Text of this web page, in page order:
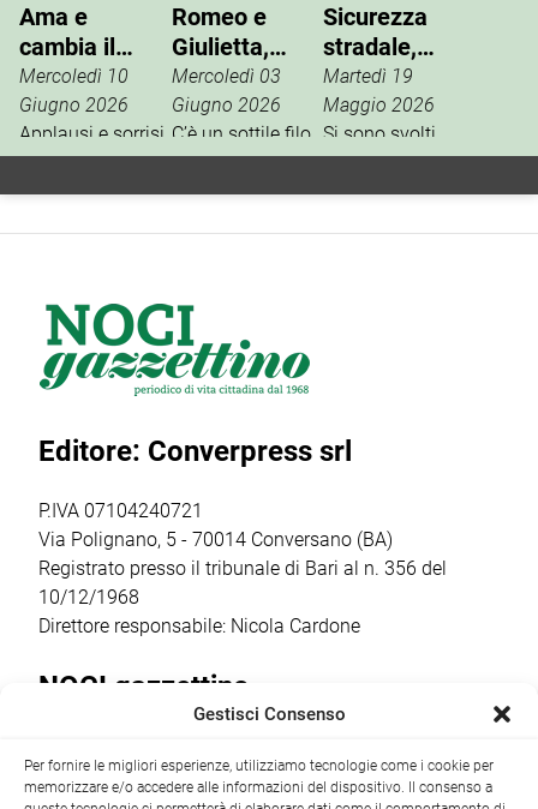
Ama e
cambia il
mondo,
applausi per
gli studenti
“Pascoli-
Cappuccini”
Mercoledì 10
Giugno 2026
Applausi e sorrisi
per gli studenti
dell’IC “Pascoli-
scena il musical
di Gérard
Presgurvic
“Romeo e
cambia il
studenti, […]
Romeo e
Giulietta,
all’anfiteatro
va in scena la
sinergia
Mercoledì 03
Giugno 2026
C’è un sottile filo
rosso che unisce
il bardo di Avon,
pulsante di Noci.
Sabato 6 giugno,
alle ore 20.30, la
cittadinanza […]
Sicurezza
stradale,
incontri
formativi
nelle scuole
Martedì 19
Maggio 2026
Si sono svolti
nelle scuole di
Noci, gli incontri
Vivi la Strada.it,
della scuola
primaria […]
Editore: Converpress srl
P.IVA 07104240721
Via Polignano, 5 - 70014 Conversano (BA)
Registrato presso il tribunale di Bari al n. 356 del
10/12/1968
Direttore responsabile: Nicola Cardone
NOCI gazzettino
+39 080 4979274|info@nocigazzettino.it Contatti|
Archivio
Gestisci Consenso
Per fornire le migliori esperienze, utilizziamo tecnologie come i cookie per
memorizzare e/o accedere alle informazioni del dispositivo. Il consenso a